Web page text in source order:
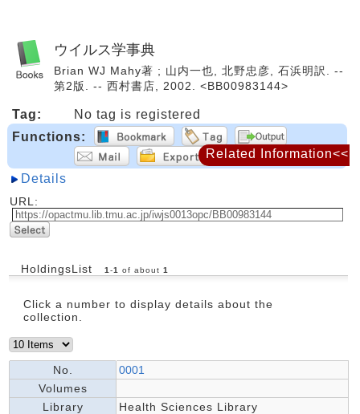
ウイルス学事典
Brian WJ Mahy著 ; 山内一也, 北野忠彦, 石浜明訳. --
第2版. -- 西村書店, 2002. <BB00983144>
Tag:
No tag is registered
Functions:
Details
URL:
HoldingsList 1 -1 of about 1
Click a number to display details about the
collection.
No.
0001
Volumes
Library
Health Sciences Library
Related Information<<